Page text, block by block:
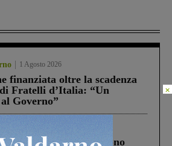
1 Agosto 2026
finanziata oltre la scadenza
Fratelli d’Italia: “Un
Governo”
in A1 in cui morirono
×